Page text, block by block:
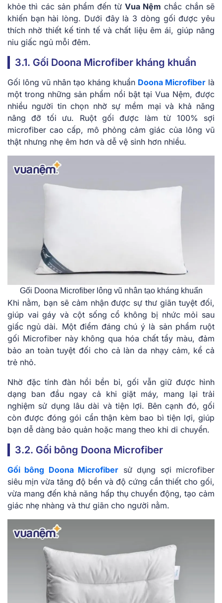
khỏe thì các sản phẩm đến từ Vua Nệm chắc chắn sẽ
khiến bạn hài lòng. Dưới đây là 3 dòng gối được yêu
thích nhờ thiết kế tinh tế và chất liệu êm ái, giúp nâng
niu giấc ngủ mỗi đêm.
3.1. Gối Doona Microfiber kháng khuẩn
Gối lông vũ nhân tạo kháng khuẩn Doona Microfiber là
một trong những sản phẩm nổi bật tại Vua Nệm, được
nhiều người tin chọn nhờ sự mềm mại và khả năng
nâng đỡ tối ưu. Ruột gối được làm từ 100% sợi
microfiber cao cấp, mô phỏng cảm giác của lông vũ
thật nhưng nhẹ êm hơn và dễ vệ sinh hơn nhiều.
Gối Doona Microfiber lông vũ nhân tạo kháng khuẩn
Khi nằm, bạn sẽ cảm nhận được sự thư giãn tuyệt đối,
giúp vai gáy và cột sống cổ không bị nhức mỏi sau
giấc ngủ dài. Một điểm đáng chú ý là sản phẩm ruột
gối Microfiber này không qua hóa chất tẩy màu, đảm
bảo an toàn tuyệt đối cho cả làn da nhạy cảm, kể cả
trẻ nhỏ.
Nhờ đặc tính đàn hồi bền bỉ, gối vẫn giữ được hình
dạng ban đầu ngay cả khi giặt máy, mang lại trải
nghiệm sử dụng lâu dài và tiện lợi. Bên cạnh đó, gối
còn được đóng gói cẩn thận kèm bao bì tiện lợi, giúp
bạn dễ dàng bảo quản hoặc mang theo khi di chuyển.
3.2. Gối bông Doona Microfiber
Gối bông Doona Microfiber sử dụng sợi microfiber
siêu mịn vừa tăng độ bền và độ cứng cần thiết cho gối,
vừa mang đến khả năng hấp thụ chuyển động, tạo cảm
giác nhẹ nhàng và thư giãn cho người nằm.